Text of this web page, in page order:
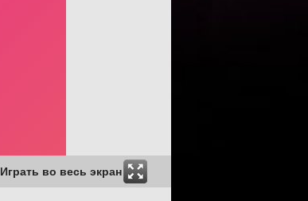
Играть во весь экран